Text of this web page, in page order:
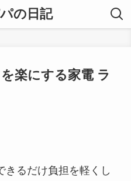
の日記
楽にする家電 ラ
きるだけ負担を軽くし